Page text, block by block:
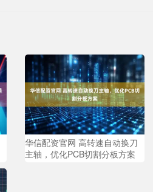
华信配资官网 高转速自动换刀
主轴，优化PCB切割分板方案